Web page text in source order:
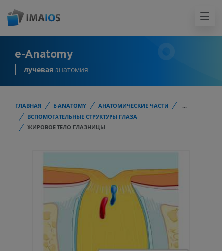
e-Anatomy
лучевая анатомия
ГЛАВНАЯ E-ANATOMY АНАТОМИЧЕСКИЕ ЧАСТИ
...
ВСПОМОГАТЕЛЬНЫЕ СТРУКТУРЫ ГЛАЗА
ЖИРОВОЕ ТЕЛО ГЛАЗНИЦЫ